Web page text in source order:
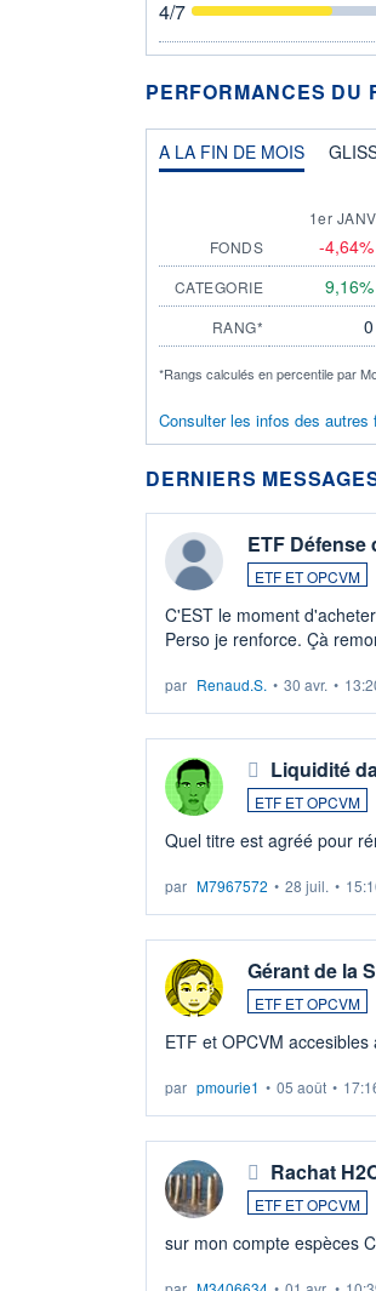
4/7
PERFORMANCES DU
A LA FIN DE MOIS
1er
FONDS
-4,64%
CATEGORIE 9,16%
RANG* 0
*Rangs calculés en percentile par
Consulter les infos des autres
DERNIERS
ETF Défense
ETF ET OPCVM
C'EST le moment
Perso je renforce. Çà
par Renaud.S. • 30 avr. •
Liquidité
ETF ET OPCVM
Quel titre est agréé pour
par M7967572 • 28 juil. •
Gérant de la
ETF ET OPCVM
ETF et OPCVM
par pmourie1 • 05 août •
Rachat
ETF ET OPCVM
sur mon compte espèces